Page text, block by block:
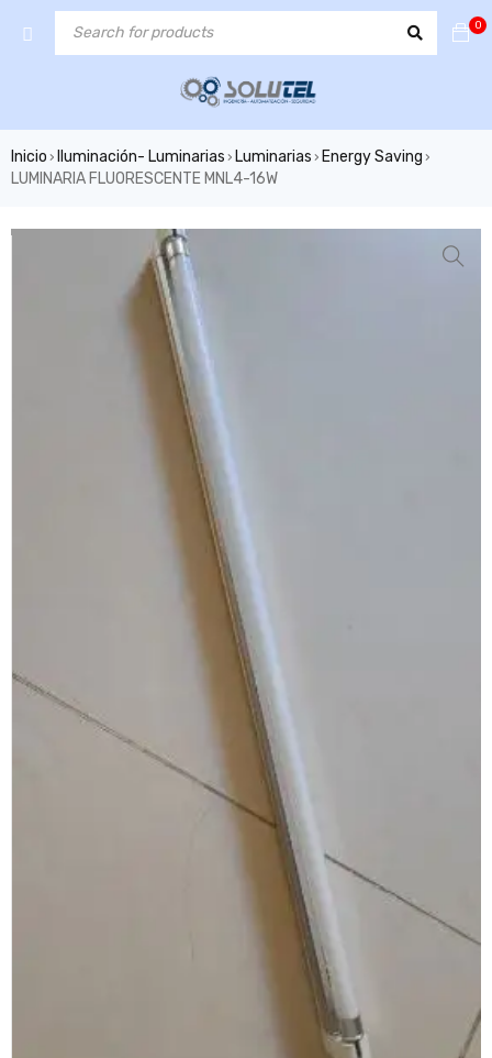
0
Inicio › Iluminación- Luminarias › Luminarias › Energy Saving ›
LUMINARIA FLUORESCENTE MNL4-16W